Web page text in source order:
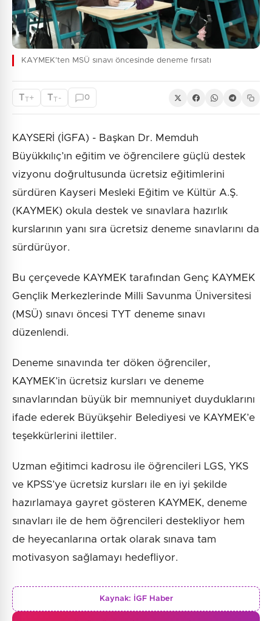
KAYMEK'ten MSÜ sınavı öncesinde deneme fırsatı
TT+ TT - 0
KAYSERİ (İGFA) - Başkan Dr. Memduh
Büyükkılıç’ın eğitim ve öğrencilere güçlü destek
vizyonu doğrultusunda ücretsiz eğitimlerini
sürdüren Kayseri Mesleki Eğitim ve Kültür A.Ş.
(KAYMEK) okula destek ve sınavlara hazırlık
kurslarının yanı sıra ücretsiz deneme sınavlarını da
sürdürüyor.
Bu çerçevede KAYMEK tarafından Genç KAYMEK
Gençlik Merkezlerinde Milli Savunma Üniversitesi
(MSÜ) sınavı öncesi TYT deneme sınavı
düzenlendi.
Deneme sınavında ter döken öğrenciler,
KAYMEK’in ücretsiz kursları ve deneme
sınavlarından büyük bir memnuniyet duyduklarını
ifade ederek Büyükşehir Belediyesi ve KAYMEK’e
teşekkürlerini ilettiler.
Uzman eğitimci kadrosu ile öğrencileri LGS, YKS
ve KPSS’ye ücretsiz kursları ile en iyi şekilde
hazırlamaya gayret gösteren KAYMEK, deneme
sınavları ile de hem öğrencileri destekliyor hem
de heyecanlarına ortak olarak sınava tam
motivasyon sağlamayı hedefliyor.
Kaynak: İGF Haber